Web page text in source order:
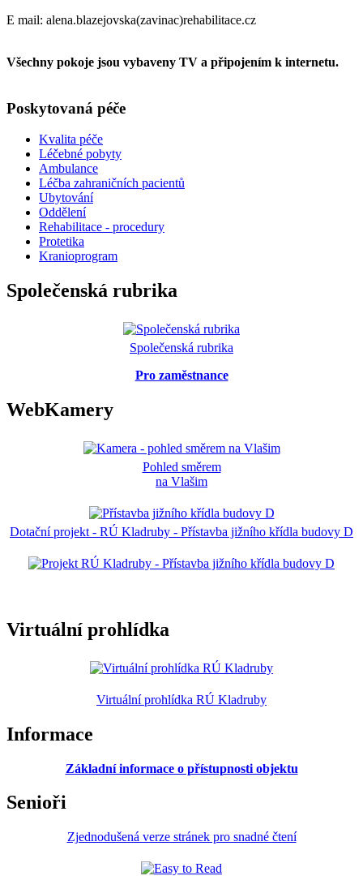
E mail: alena.blazejovska(zavinac)rehabilitace.cz
Všechny pokoje jsou vybaveny TV a připojením k internetu.
Poskytovaná péče
Kvalita péče
Léčebné pobyty
Ambulance
Léčba zahraničních pacientů
Ubytování
Oddělení
Rehabilitace - procedury
Protetika
Kranioprogram
Společenská rubrika
Společenská rubrika
Pro zaměstnance
WebKamery
Pohled směrem
na Vlašim
Dotační projekt - RÚ Kladruby - Přístavba jižního křídla budovy D
Virtuální prohlídka
Virtuální prohlídka RÚ Kladruby
Informace
Základní informace o přístupnosti objektu
Senioři
Zjednodušená verze stránek pro snadné čtení